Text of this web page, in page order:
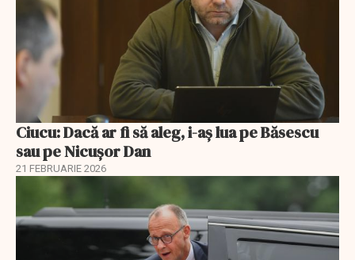
Ciucu: Dacă ar fi să aleg, i-aș lua pe Băsescu
sau pe Nicușor Dan
21 FEBRUARIE 2026